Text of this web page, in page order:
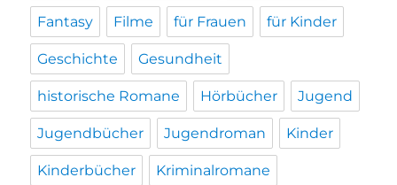
Fantasy Filme für Frauen für Kinder
Geschichte Gesundheit
historische Romane Hörbücher Jugend
Jugendbücher Jugendroman Kinder
Kinderbücher Kriminalromane